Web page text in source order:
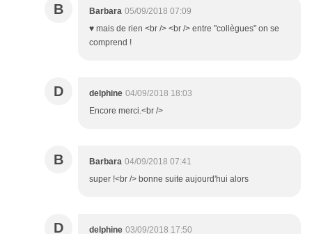
B Barbara 05/09/2018 07:09
♥ mais de rien <br /> <br /> entre "collègues" on se
comprend !
D delphine 04/09/2018 18:03
Encore merci.<br />
B Barbara 04/09/2018 07:41
super !<br /> bonne suite aujourd'hui alors
D delphine 03/09/2018 17:50